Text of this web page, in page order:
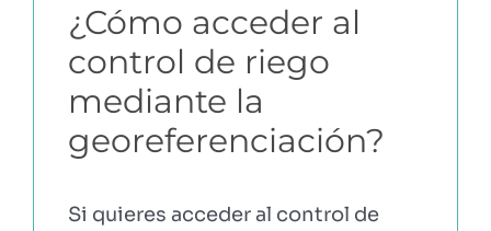
¿Cómo acceder al
control de riego
mediante la
georeferenciación?
Si quieres acceder al control de